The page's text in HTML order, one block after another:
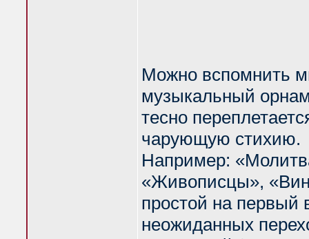
Можно вспомнить
музыкальный
тесно
чарующую стихию.
Например:
«Живописцы»,
простой на первый
неожиданных